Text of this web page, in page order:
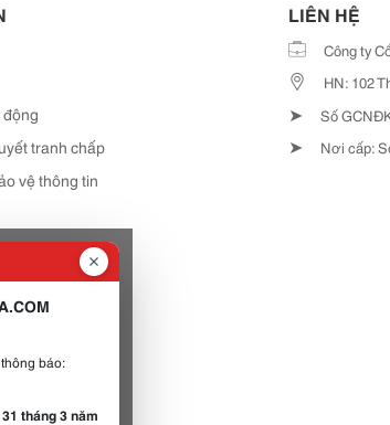
tranh chấp
vệ thông tin
LIÊN HỆ
Công ty
HN: 102
➤ Số
➤ Nơi cấp:
báo:
31 tháng 3 năm